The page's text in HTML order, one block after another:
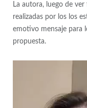
La autora, luego de
realizadas por los los
emotivo mensaje para
propuesta.